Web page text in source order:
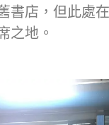
書店，但此處
之地。